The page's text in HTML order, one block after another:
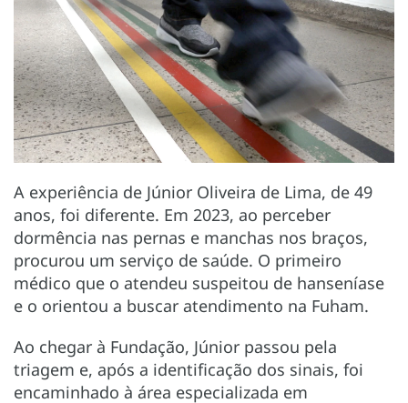
A experiência de Júnior Oliveira de Lima, de 49
anos, foi diferente. Em 2023, ao perceber
dormência nas pernas e manchas nos braços,
procurou um serviço de saúde. O primeiro
médico que o atendeu suspeitou de hanseníase
e o orientou a buscar atendimento na Fuham.
Ao chegar à Fundação, Júnior passou pela
triagem e, após a identificação dos sinais, foi
encaminhado à área especializada em